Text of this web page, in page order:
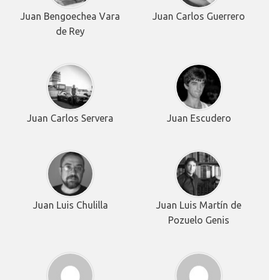
Juan Bengoechea Vara
de Rey
Juan Carlos Guerrero
Juan Carlos Servera Juan Escudero
Juan Luis Chulilla
Juan Luis Martín de
Pozuelo Genis